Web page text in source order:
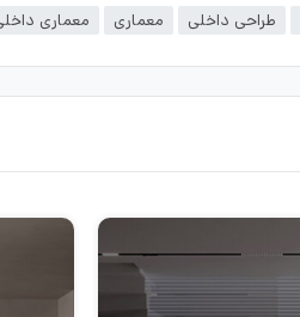
طراحی داخلی معماری معماری